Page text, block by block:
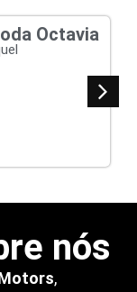
Octavia
nós
,